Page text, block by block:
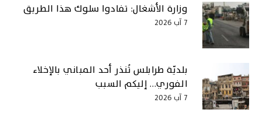
وزارة الأشغال: تفادوا سلوك هذا الطريق
7 آب 2026
بلديّة طرابلس تُنذر أحد المباني بالإخلاء
الفوري… إليكم السبب
7 آب 2026